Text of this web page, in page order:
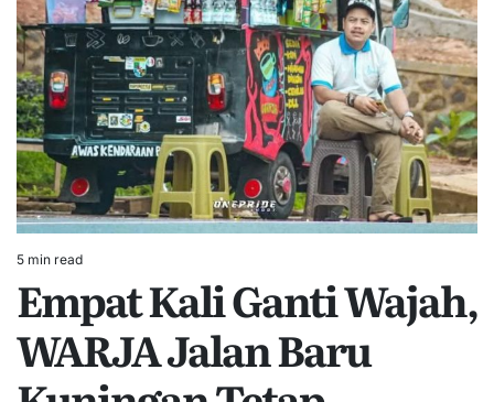
Estimated
read
time
5 min read
Empat Kali Ganti Wajah,
WARJA Jalan Baru